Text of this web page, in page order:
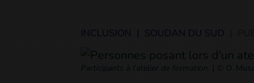
INCLUSION SOUDAN DU SUD
Participants à l'atelier de formation. © O.